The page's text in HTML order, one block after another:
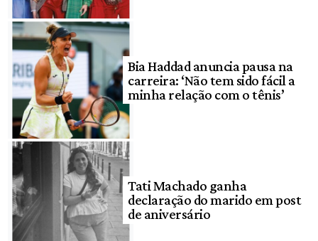
Bia Haddad anuncia pausa na
carreira: ‘Não tem sido fácil a
minha relação com o tênis’
Tati Machado ganha
declaração do marido em post
de aniversário